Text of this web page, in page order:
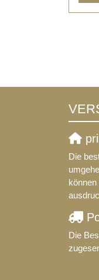
Die
Die